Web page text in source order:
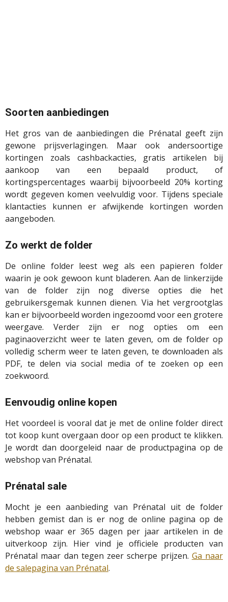
Soorten aanbiedingen
Het gros van de aanbiedingen die Prénatal geeft zijn
gewone prijsverlagingen. Maar ook andersoortige
kortingen zoals cashbackacties, gratis artikelen bij
aankoop van een bepaald product, of
kortingspercentages waarbij bijvoorbeeld 20% korting
wordt gegeven komen veelvuldig voor. Tijdens speciale
klantacties kunnen er afwijkende kortingen worden
aangeboden.
Zo werkt de folder
De online folder leest weg als een papieren folder
waarin je ook gewoon kunt bladeren. Aan de linkerzijde
van de folder zijn nog diverse opties die het
gebruikersgemak kunnen dienen. Via het vergrootglas
kan er bijvoorbeeld worden ingezoomd voor een grotere
weergave. Verder zijn er nog opties om een
paginaoverzicht weer te laten geven, om de folder op
volledig scherm weer te laten geven, te downloaden als
PDF, te delen via social media of te zoeken op een
zoekwoord.
Eenvoudig online kopen
Het voordeel is vooral dat je met de online folder direct
tot koop kunt overgaan door op een product te klikken.
Je wordt dan doorgeleid naar de productpagina op de
webshop van Prénatal.
Prénatal sale
Mocht je een aanbieding van Prénatal uit de folder
hebben gemist dan is er nog de online pagina op de
webshop waar er 365 dagen per jaar artikelen in de
uitverkoop zijn. Hier vind je officiele producten van
Prénatal maar dan tegen zeer scherpe prijzen. Ga naar
de salepagina van Prénatal.